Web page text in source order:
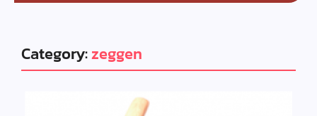
Category:zeggen